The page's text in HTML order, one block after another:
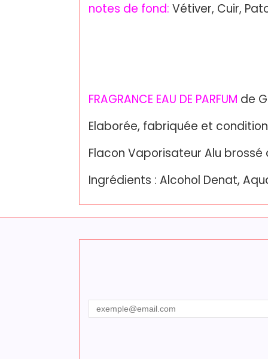
notes de fond: Vétiver, Cuir,
FRAGRANCE EAU DE PARFUM de
Elaborée, fabriquée et
Flacon Vaporisateur Alu brossé
Ingrédients : Alcohol Denat,